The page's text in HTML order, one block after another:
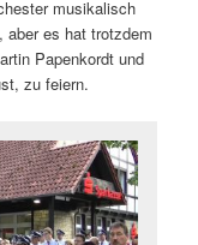
musikalisch
aber es hat trotzdem
Papenkordt und
zu feiern.